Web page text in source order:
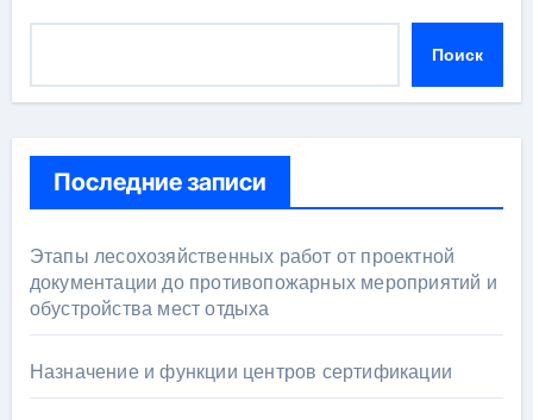
Поиск
Последние записи
Этапы лесохозяйственных работ от проектной
документации до противопожарных мероприятий и
обустройства мест отдыха
Назначение и функции центров сертификации